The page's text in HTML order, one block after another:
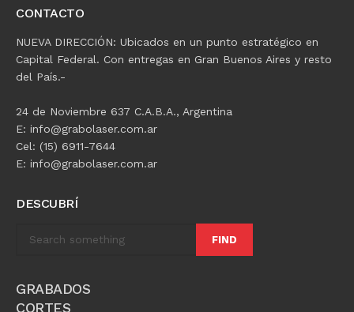
CONTACTO
NUEVA DIRECCIÓN: Ubicados en un punto estratégico en
Capital Federal. Con entregas en Gran Buenos Aires y resto
del País.-
24 de Noviembre 637 C.A.B.A., Argentina
E: info@grabolaser.com.ar
Cel: (15) 6911-7644
E: info@grabolaser.com.ar
DESCUBRÍ
FIND
GRABADOS
CORTES